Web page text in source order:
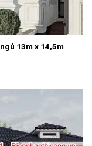
13m x 14,5m